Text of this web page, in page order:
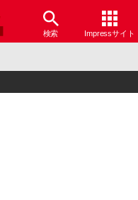
検索 Impressサイト